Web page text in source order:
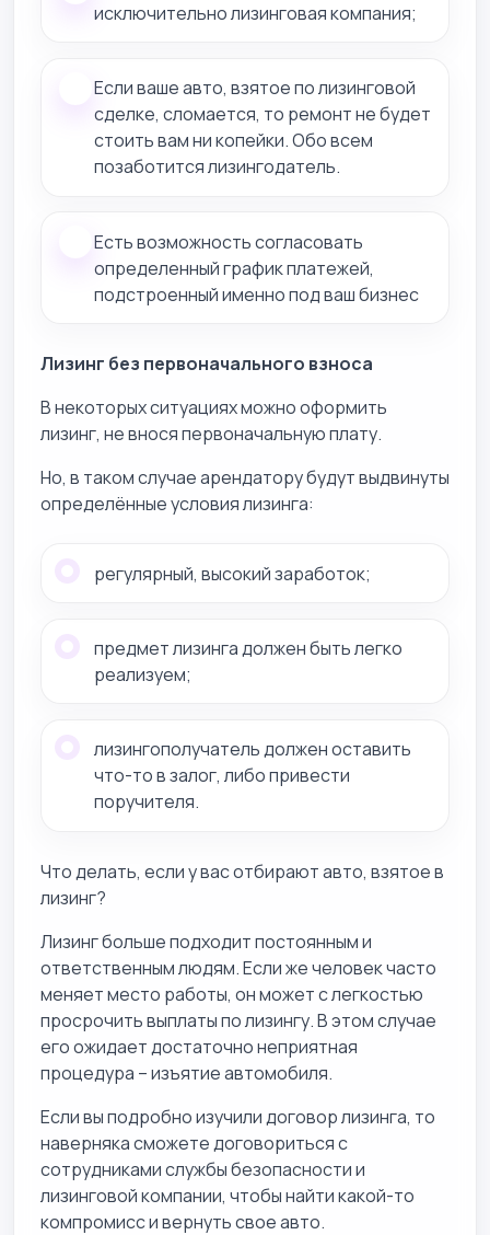
исключительно лизинговая компания;
Если ваше авто, взятое по лизинговой
сделке, сломается, то ремонт не будет
стоить вам ни копейки. Обо всем
позаботится лизингодатель.
Есть возможность согласовать
определенный график платежей,
подстроенный именно под ваш бизнес
Лизинг без первоначального взноса
В некоторых ситуациях можно оформить
лизинг, не внося первоначальную плату.
Но, в таком случае арендатору будут выдвинуты
определённые условия лизинга:
регулярный, высокий заработок;
предмет лизинга должен быть легко
реализуем;
лизингополучатель должен оставить
что-то в залог, либо привести
поручителя.
Что делать, если у вас отбирают авто, взятое в
лизинг?
Лизинг больше подходит постоянным и
ответственным людям. Если же человек часто
меняет место работы, он может с легкостью
просрочить выплаты по лизингу. В этом случае
его ожидает достаточно неприятная
процедура – изъятие автомобиля.
Если вы подробно изучили договор лизинга, то
наверняка сможете договориться с
сотрудниками службы безопасности и
лизинговой компании, чтобы найти какой-то
компромисс и вернуть свое авто.